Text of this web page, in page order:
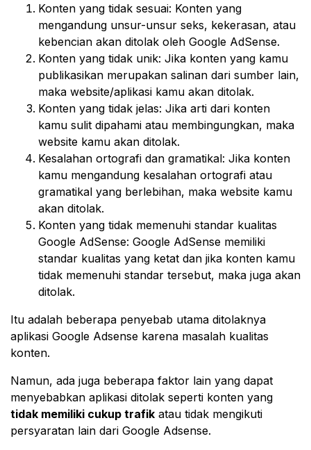
Konten yang tidak sesuai: Konten yang
mengandung unsur-unsur seks, kekerasan, atau
kebencian akan ditolak oleh Google AdSense.
Konten yang tidak unik: Jika konten yang kamu
publikasikan merupakan salinan dari sumber lain,
maka website/aplikasi kamu akan ditolak.
Konten yang tidak jelas: Jika arti dari konten
kamu sulit dipahami atau membingungkan, maka
website kamu akan ditolak.
Kesalahan ortografi dan gramatikal: Jika konten
kamu mengandung kesalahan ortografi atau
gramatikal yang berlebihan, maka website kamu
akan ditolak.
Konten yang tidak memenuhi standar kualitas
Google AdSense: Google AdSense memiliki
standar kualitas yang ketat dan jika konten kamu
tidak memenuhi standar tersebut, maka juga akan
ditolak.
Itu adalah beberapa penyebab utama ditolaknya
aplikasi Google Adsense karena masalah kualitas
konten.
Namun, ada juga beberapa faktor lain yang dapat
menyebabkan aplikasi ditolak seperti konten yang
tidak memiliki cukup trafik atau tidak mengikuti
persyaratan lain dari Google Adsense.